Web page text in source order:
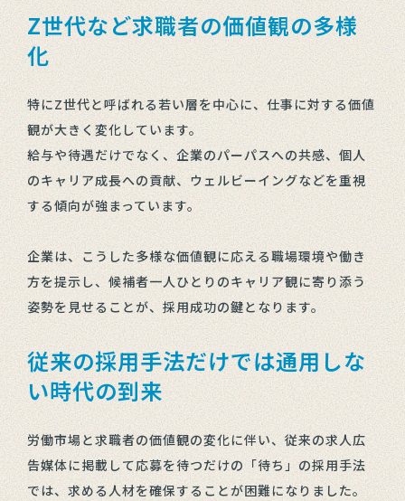
Z世代など求職者の価値観の多様
化
特にZ世代と呼ばれる若い層を中心に、仕事に対する価値
観が大きく変化しています。
給与や待遇だけでなく、企業のパーパスへの共感、個人
のキャリア成長への貢献、ウェルビーイングなどを重視
する傾向が強まっています。
企業は、こうした多様な価値観に応える職場環境や働き
方を提示し、候補者一人ひとりのキャリア観に寄り添う
姿勢を見せることが、採用成功の鍵となります。
従来の採用手法だけでは通用しな
い時代の到来
労働市場と求職者の価値観の変化に伴い、従来の求人広
告媒体に掲載して応募を待つだけの「待ち」の採用手法
では、求める人材を確保することが困難になりました。